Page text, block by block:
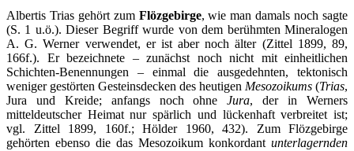
Albertis Trias gehört zum Flözgebirge, wie man damals noch sagte
(S. 1 u.ö.). Dieser Begriff wurde von dem berühmten Mineralogen
A. G. Werner verwendet, er ist aber noch älter (Zittel 1899, 89,
166f.). Er bezeichnete – zunächst noch nicht mit einheitlichen
Schichten-Benennungen – einmal die ausgedehnten, tektonisch
weniger gestörten Gesteinsdecken des heutigen Mesozoikums (Trias,
Jura und Kreide; anfangs noch ohneJura, der in Werners
mitteldeutscher Heimat nur spärlich und lückenhaft verbreitet ist;
vgl. Zittel 1899, 160f.; Hölder 1960, 432). Zum Flözgebirge
gehörten ebenso die das Mesozoikum konkordant unterlagernden